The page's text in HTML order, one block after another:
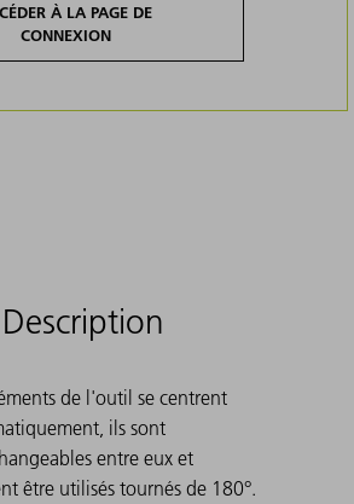
À LA PAGE DE
CONNEXION
Description
de l'outil se centrent
ils sont
entre eux et
être utilisés tournés de 180°.